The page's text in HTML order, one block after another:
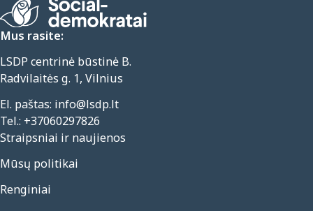
Mus rasite:
LSDP centrinė būstinė B.
Radvilaitės g. 1, Vilnius
El. paštas: info@lsdp.lt
Tel.: +37060297826
Straipsniai ir naujienos
Mūsų politikai
Renginiai